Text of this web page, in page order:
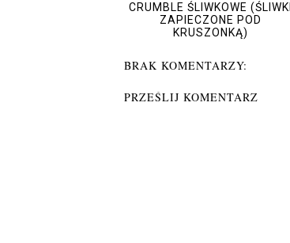
CRUMBLE ŚLIWKOWE (ŚLIWKI
ZAPIECZONE POD
KRUSZONKĄ)
BRAK KOMENTARZY:
PRZEŚLIJ KOMENTARZ